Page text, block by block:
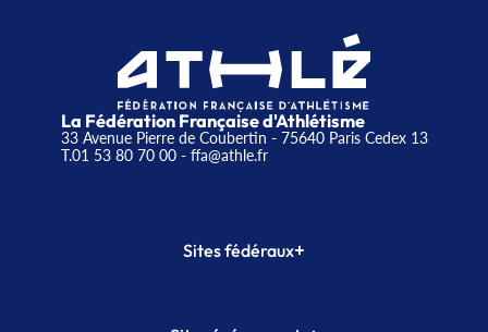
La Fédération Française d'Athlétisme
33 Avenue Pierre de Coubertin - 75640 Paris Cedex 13
T.01 53 80 70 00- ffa@athle.fr
Sites fédéraux+